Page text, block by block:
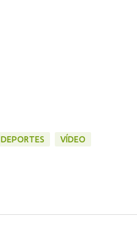
DEPORTES VÍDEO